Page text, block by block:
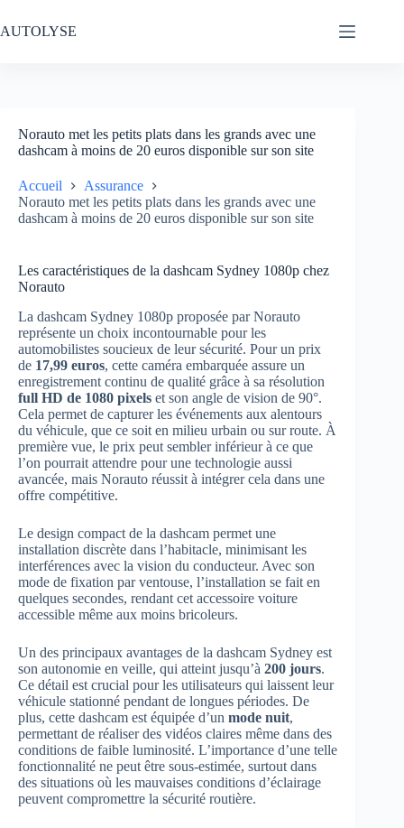
au
contenu
AUTOLYSE
Norauto met les petits plats dans les grands avec une
dashcam à moins de 20 euros disponible sur son site
Accueil
Assurance
Norauto met les petits plats dans les grands avec une
dashcam à moins de 20 euros disponible sur son site
Les caractéristiques de la dashcam Sydney 1080p chez
Norauto
La dashcam Sydney 1080p proposée par Norauto
représente un choix incontournable pour les
automobilistes soucieux de leur sécurité. Pour un prix
de 17,99 euros, cette caméra embarquée assure un
enregistrement continu de qualité grâce à sa résolution
full HD de 1080 pixels et son angle de vision de 90°.
Cela permet de capturer les événements aux alentours
du véhicule, que ce soit en milieu urbain ou sur route. À
première vue, le prix peut sembler inférieur à ce que
l’on pourrait attendre pour une technologie aussi
avancée, mais Norauto réussit à intégrer cela dans une
offre compétitive.
Le design compact de la dashcam permet une
installation discrète dans l’habitacle, minimisant les
interférences avec la vision du conducteur. Avec son
mode de fixation par ventouse, l’installation se fait en
quelques secondes, rendant cet accessoire voiture
accessible même aux moins bricoleurs.
Un des principaux avantages de la dashcam Sydney est
son autonomie en veille, qui atteint jusqu’à 200 jours.
Ce détail est crucial pour les utilisateurs qui laissent leur
véhicule stationné pendant de longues périodes. De
plus, cette dashcam est équipée d’un mode nuit,
permettant de réaliser des vidéos claires même dans des
conditions de faible luminosité. L’importance d’une telle
fonctionnalité ne peut être sous-estimée, surtout dans
des situations où les mauvaises conditions d’éclairage
peuvent compromettre la sécurité routière.